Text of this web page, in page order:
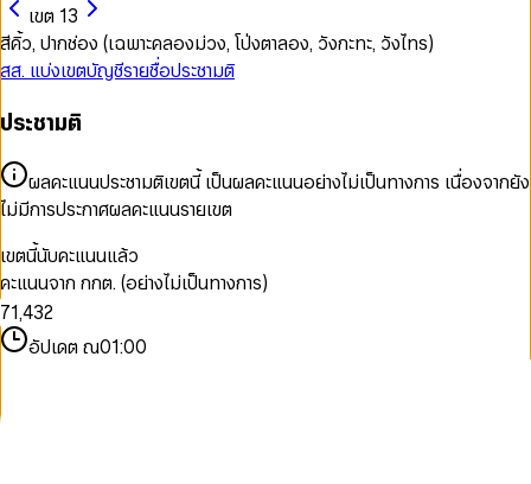
เขต 13
สีคิ้ว, ปากช่อง (เฉพาะคลองม่วง, โป่งตาลอง, วังกะทะ, วังไทร)
สส. แบ่งเขตบัญชีรายชื่อประชามติ
ประชามติ
ผลคะแนนประชามติเขตนี้ เป็นผลคะแนนอย่างไม่เป็นทางการ เนื่องจากยัง
ไม่มีการประกาศผลคะแนนรายเขต
เขตนี้นับคะแนนแล้ว
คะแนนจาก กกต. (อย่างไม่เป็นทางการ)
0
1
2
3
4
5
6
7
8
9
0
1
2
3
,
0
1
2
3
4
5
6
0
1
2
3
4
5
0
1
2
3
4
อัปเดต ณ01:00